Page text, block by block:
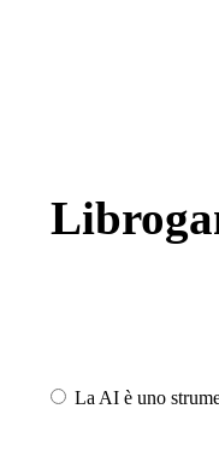
La AI è uno